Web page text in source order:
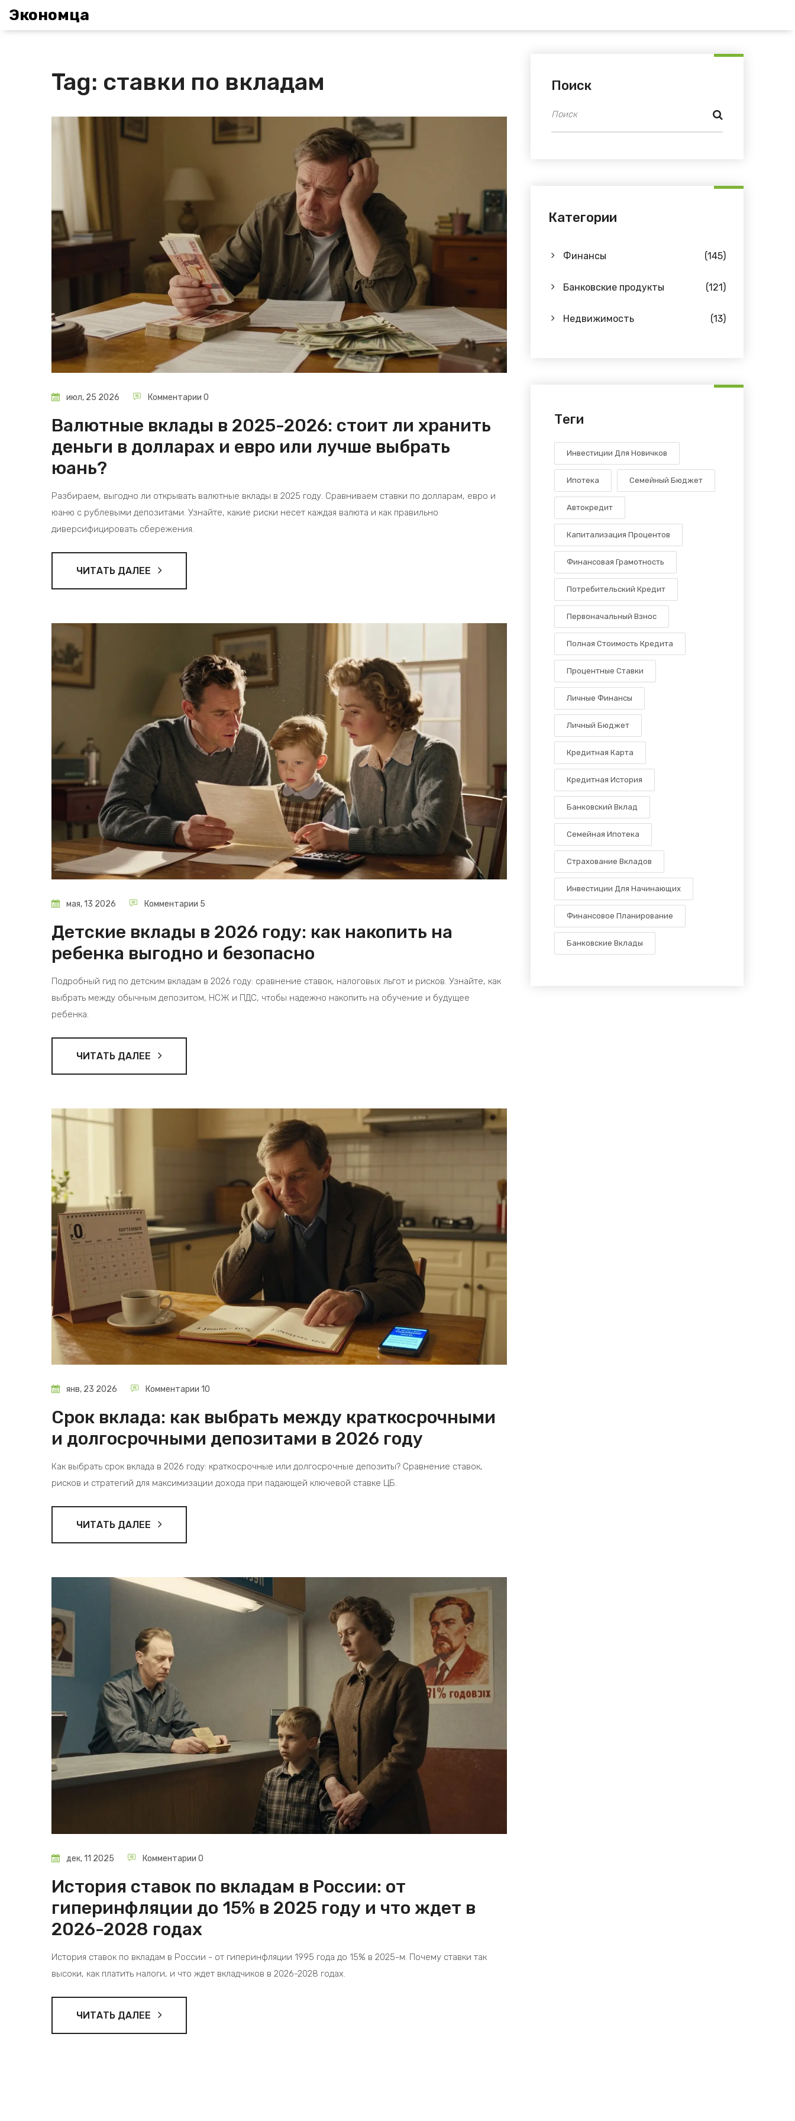
Экономца
Tag: ставки по вкладам
июл, 25 2026 Комментарии 0
Валютные вклады в 2025-2026: стоит ли хранить
деньги в долларах и евро или лучше выбрать
юань?
Разбираем, выгодно ли открывать валютные вклады в 2025 году. Сравниваем ставки по долларам, евро и
юаню с рублевыми депозитами. Узнайте, какие риски несет каждая валюта и как правильно
диверсифицировать сбережения.
ЧИТАТЬ ДАЛЕЕ
мая, 13 2026 Комментарии 5
Детские вклады в 2026 году: как накопить на
ребенка выгодно и безопасно
Подробный гид по детским вкладам в 2026 году: сравнение ставок, налоговых льгот и рисков. Узнайте, как
выбрать между обычным депозитом, НСЖ и ПДС, чтобы надежно накопить на обучение и будущее
ребенка.
ЧИТАТЬ ДАЛЕЕ
янв, 23 2026 Комментарии 10
Срок вклада: как выбрать между краткосрочными
и долгосрочными депозитами в 2026 году
Как выбрать срок вклада в 2026 году: краткосрочные или долгосрочные депозиты? Сравнение ставок,
рисков и стратегий для максимизации дохода при падающей ключевой ставке ЦБ.
ЧИТАТЬ ДАЛЕЕ
дек, 11 2025 Комментарии 0
История ставок по вкладам в России: от
гиперинфляции до 15% в 2025 году и что ждет в
2026-2028 годах
История ставок по вкладам в России - от гиперинфляции 1995 года до 15% в 2025-м. Почему ставки так
высоки, как платить налоги, и что ждет вкладчиков в 2026-2028 годах.
ЧИТАТЬ ДАЛЕЕ
Поиск
Категории
Финансы (145)
Банковские продукты (121)
Недвижимость (13)
Теги
Инвестиции Для Новичков
Ипотека Семейный Бюджет
Автокредит
Капитализация Процентов
Финансовая Грамотность
Потребительский Кредит
Первоначальный Взнос
Полная Стоимость Кредита
Процентные Ставки
Личные Финансы
Личный Бюджет
Кредитная Карта
Кредитная История
Банковский Вклад
Семейная Ипотека
Страхование Вкладов
Инвестиции Для Начинающих
Финансовое Планирование
Банковские Вклады